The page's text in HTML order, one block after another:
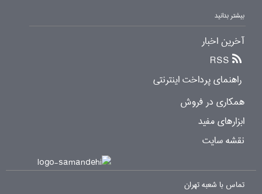
بیشتر بدانید
آخرین اخبار
RSS
راهنمای پرداخت اینترنتی
همکاری در فروش
ابزارهای مفید
نقشه سایت
تماس با شعبه تهران